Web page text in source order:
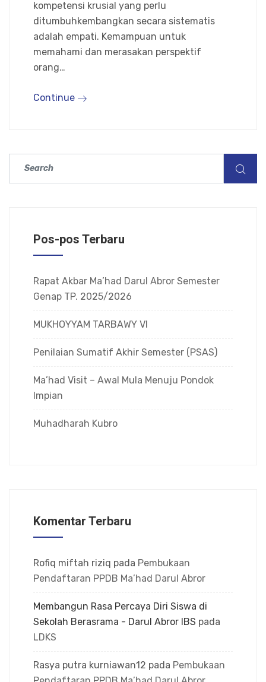
kompetensi krusial yang perlu
ditumbuhkembangkan secara sistematis
adalah empati. Kemampuan untuk
memahami dan merasakan perspektif
orang…
Continue
Pos-pos Terbaru
Rapat Akbar Ma’had Darul Abror Semester
Genap TP. 2025/2026
MUKHOYYAM TARBAWY VI
Penilaian Sumatif Akhir Semester (PSAS)
Ma’had Visit – Awal Mula Menuju Pondok
Impian
Muhadharah Kubro
Komentar Terbaru
Rofiq miftah riziq pada Pembukaan
Pendaftaran PPDB Ma’had Darul Abror
Membangun Rasa Percaya Diri Siswa di
Sekolah Berasrama - Darul Abror IBS pada
LDKS
Rasya putra kurniawan12 pada Pembukaan